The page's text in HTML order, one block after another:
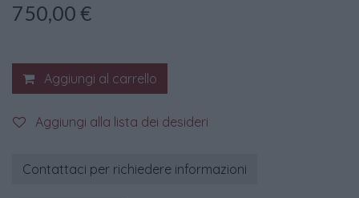
750,00 €
Aggiungi al carrello
Aggiungi alla lista dei desideri
Contattaci per richiedere informazioni